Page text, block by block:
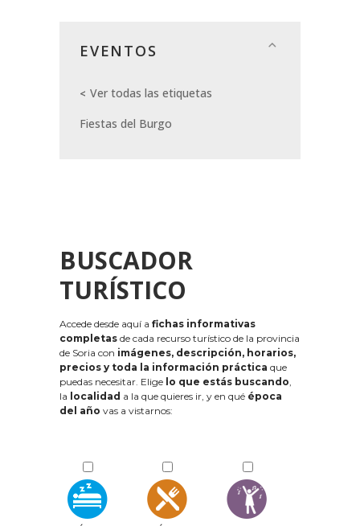
EVENTOS
Ver todas las etiquetas
Fiestas del Burgo
BUSCADOR
TURÍSTICO
Accede desde aquí a fichas informativas
completas de cada recurso turístico de la provincia
de Soria con imágenes, descripción, horarios,
precios y toda la información práctica que
puedas necesitar. Elige lo que estás buscando,
la localidad a la que quieres ir, y en qué época
del año vas a vistarnos: